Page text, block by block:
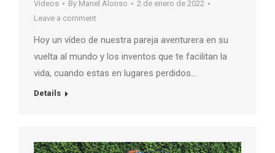
Videos By Manel Alonso
2 de enero de 2022
Leave a comment
Hoy un vídeo de nuestra pareja aventurera en su
vuelta al mundo y los inventos que te facilitan la
vida, cuando estas en lugares perdidos…
Details